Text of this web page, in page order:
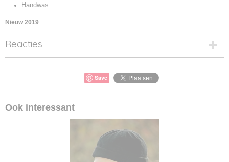
Handwas
Nieuw 2019
Reacties
Save
Ook interessant